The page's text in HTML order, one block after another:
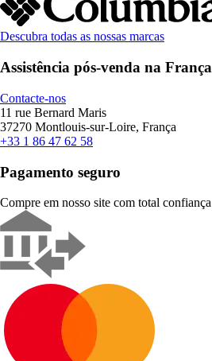
Descubra todas as nossas marcas
Assistência pós-venda na França
Contacte-nos
11 rue Bernard Maris
37270 Montlouis-sur-Loire, França
+33 1 86 47 62 58
Pagamento seguro
Compre em nosso site com total confiança